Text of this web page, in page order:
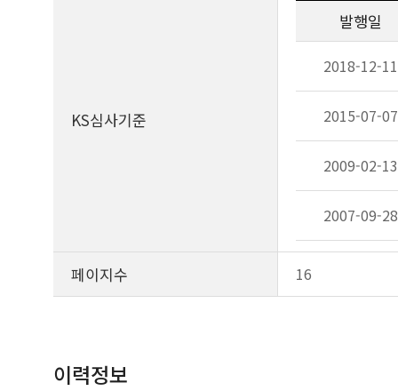
KS심사기준
발행일
2018-12-11
2015-07-07
2009-02-13
2007-09-28
페이지수 16
이력정보